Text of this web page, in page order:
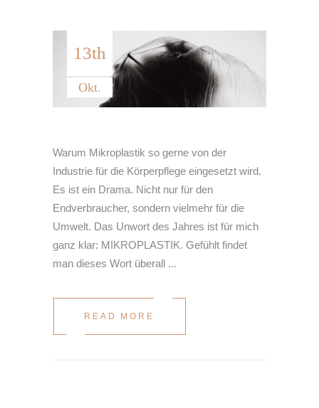
13th
Okt.
Warum Mikroplastik so gerne von der
Industrie für die Körperpflege eingesetzt wird.
Es ist ein Drama. Nicht nur für den
Endverbraucher, sondern vielmehr für die
Umwelt. Das Unwort des Jahres ist für mich
ganz klar: MIKROPLASTIK. Gefühlt findet
man dieses Wort überall
READ MORE